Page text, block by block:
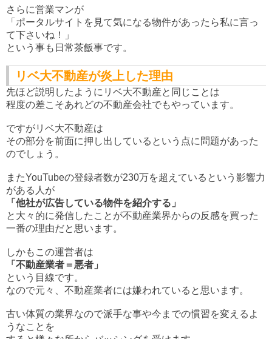
さらに営業マンが
「ポータルサイトを見て気になる物件があったら私に言っ
て下さいね！」
という事も日常茶飯事です。
リベ大不動産が炎上した理由
先ほど説明したようにリベ大不動産と同じことは
程度の差こそあれどの不動産会社でもやっています。
ですがリベ大不動産は
その部分を前面に押し出しているという点に問題があった
のでしょう。
またYouTubeの登録者数が230万を超えているという影響力
がある人が
「他社が広告している物件を紹介する」
と大々的に発信したことが不動産業界からの反感を買った
一番の理由だと思います。
しかもこの運営者は
「不動産業者＝悪者」
という目線です。
なので元々、不動産業者には嫌われていると思います。
古い体質の業界なので派手な事や今までの慣習を変えるよ
うなことを